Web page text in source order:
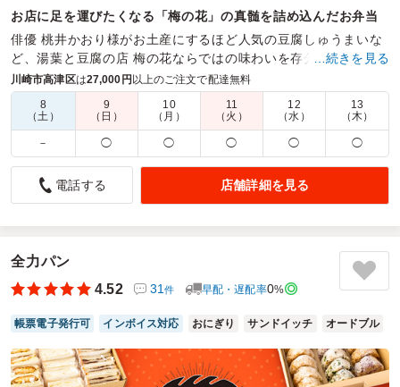
お店に足を運びたくなる「梅の花」の真髄を詰め込んだお弁当
俳優 桃井かおり様がお土産にするほど人気の豆腐しゅうまいな
ど、湯葉と豆腐の店 梅の花ならではの味わいを存分にご堪能頂
くため、一つ一つ心を込めてお作りしております。
商品数： 締切日時： 2日前17:00 価格帯：
1,180円～3,500円
配達時間：
10:30～21:00
4.5
いらっしゃるということで、大変探すのに苦労しました。
ここはまだ長い方だと思います。
期限はお弁当に何時何分までと記載されてあります。
欲を言えば本日中のものだとだとありがたい。
昔よりずっと厳しい気がします。
食品事故がニュースになる事と、ダンボールに保冷剤少なめ
…続きを見る
川崎市高津区は27,000円以上のご注文で配達無料
8
（土）
9
（日）
10
（月）
11
（火）
12
（水）
13
（木）
－ ◯ ◯ ◯ ◯ ◯
電話する 店舗詳細を見る
全力パン
4.52
31件 早配・遅配率0%
帳票電子発行可 インボイス対応 おにぎり サンドイッチ オードブル